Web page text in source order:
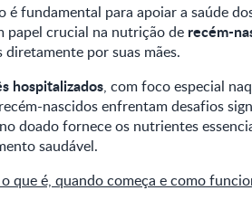
fundamental para apoiar a saúde
papel crucial na nutrição de recém-
por suas mães.
hospitalizados, com foco especial
nascidos enfrentam desafios
doado fornece os nutrientes
saudável.
que é, quando começa e como